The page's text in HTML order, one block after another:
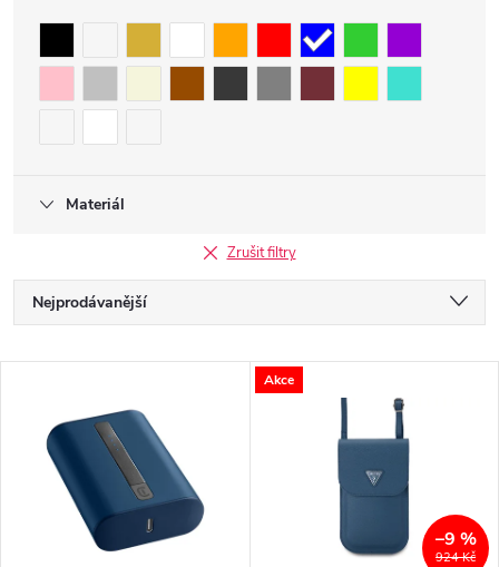
Materiál
Zrušit filtry
Ř
a
Nejprodávanější
Abecedně
Akce
924 Kč
–9 %